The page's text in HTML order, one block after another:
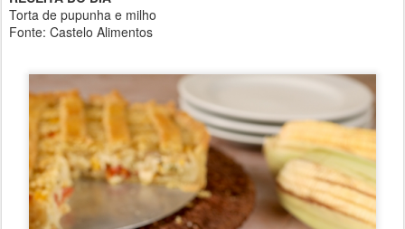
Torta de pupunha e milho
Fonte: Castelo Alimentos